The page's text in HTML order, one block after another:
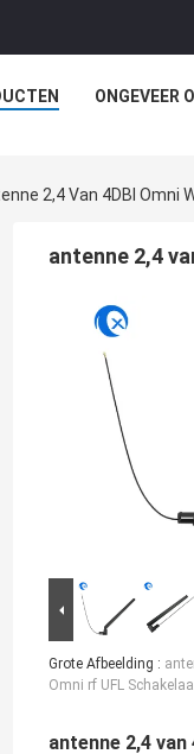
ONGEVEER
2,4 Van 4DBI Omni
antenne 2,4
Grote Afbeelding :
Omni rf UFL
antenne 2,4